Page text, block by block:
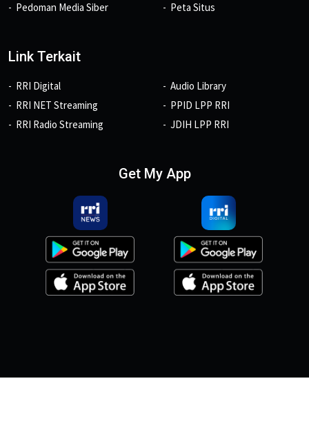
Pedoman Media Siber
Peta Situs
Link Terkait
RRI Digital
RRI NET Streaming
RRI Radio Streaming
Audio Library
PPID LPP RRI
JDIH LPP RRI
Get My App